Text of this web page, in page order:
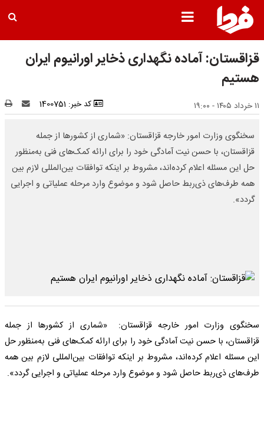
قزاقستان: آماده نگهداری ذخایر اورانیوم ایران
هستیم
۱۱ خرداد ۱۴۰۵ - ۱۹:۰۰ کد خبر: 1400751
سخنگوی وزارت امور خارجه قزاقستان: «شماری از کشورها از جمله
قزاقستان، با حسن نیت آمادگی خود را برای ارائه کمک‌های فنی به‌منظور
حل این مسئله اعلام کرده‌اند، مشروط بر اینکه توافقات بین‌المللی لازم بین
همه طرف‌های ذی‌ربط حاصل شود و موضوع وارد مرحله عملیاتی و اجرایی
گردد».
سخنگوی وزارت امور خارجه قزاقستان: «شماری از کشورها از جمله
قزاقستان، با حسن نیت آمادگی خود را برای ارائه کمک‌های فنی به‌منظور حل
این مسئله اعلام کرده‌اند، مشروط بر اینکه توافقات بین‌المللی لازم بین همه
طرف‌های ذی‌ربط حاصل شود و موضوع وارد مرحله عملیاتی و اجرایی گردد».